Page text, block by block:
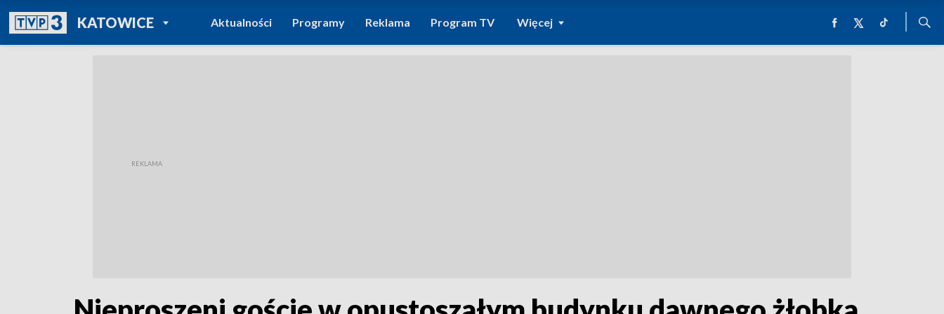
KATOWICEPOWRÓT DO
TVP REGIONY
Aktualności Programy Reklama Program TV Więcej